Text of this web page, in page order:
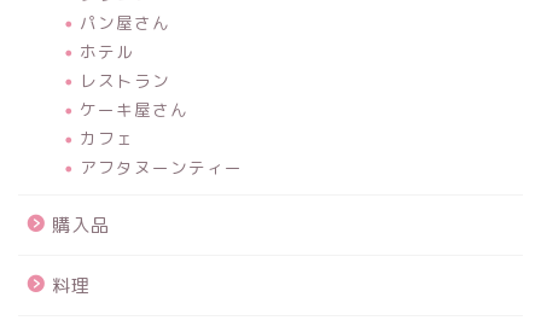
パン屋さん
ホテル
レストラン
ケーキ屋さん
カフェ
アフタヌーンティー
購入品
料理